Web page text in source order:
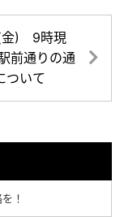
金) 9時現
前通りの通
ついて
！